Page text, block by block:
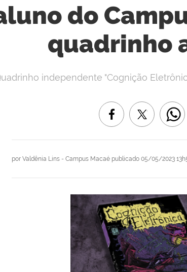
do
quadrinho
por Valdênia Lins - Campus Macaé publicado05/05/2023
independente "Cognição